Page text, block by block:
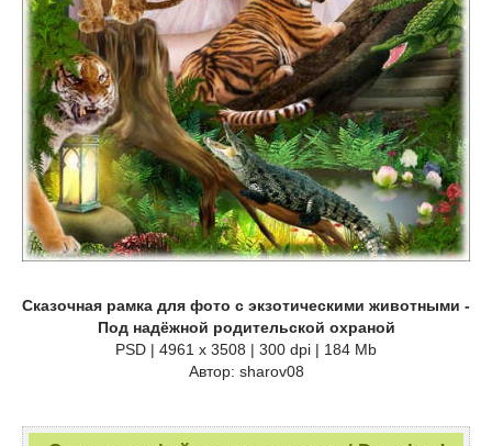
Сказочная рамка для фото с экзотическими животными -
Под надёжной родительской охраной
PSD | 4961 х 3508 | 300 dpi | 184 Mb
Автор: sharov08